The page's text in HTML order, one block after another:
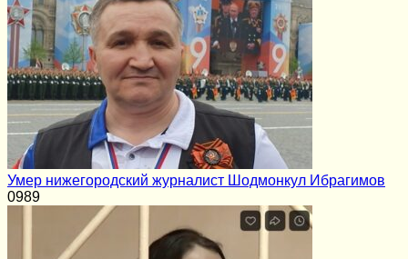
Умер нижегородский журналист Шодмонкул Ибрагимов
0989